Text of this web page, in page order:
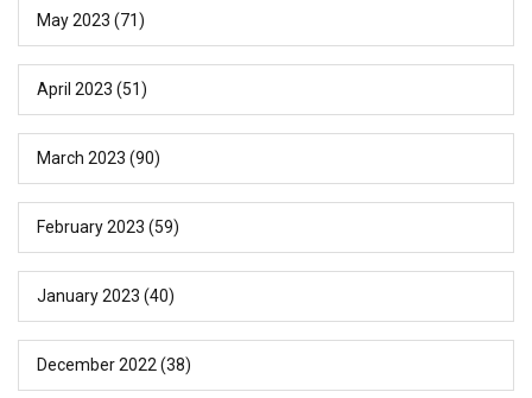
May 2023 (71)
April 2023 (51)
March 2023 (90)
February 2023 (59)
January 2023 (40)
December 2022 (38)